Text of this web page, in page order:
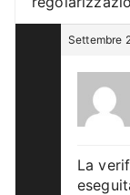
Settembre
La